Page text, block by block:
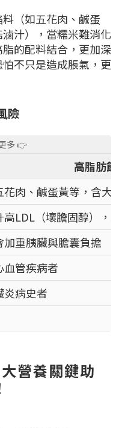
（如五花肉、鹹蛋
汁），當糯米難消化
的配料結合，更加深
不只是造成脹氣，更
險
高脂肪
花肉、鹹蛋黃等，含
高LDL（壞膽固醇）
加重胰臟與膽囊負擔
血管疾病者
炎病史者
營養關鍵助